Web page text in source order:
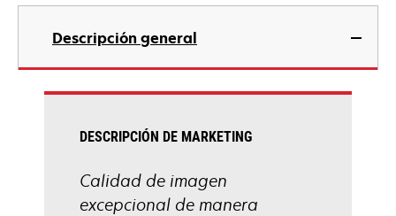
Descripción general
DESCRIPCIÓN DE MARKETING
Calidad de imagen
excepcional de manera